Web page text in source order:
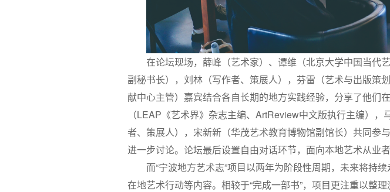
在论坛现场，薛峰（艺术家）、谭维（北京大学中国当代
副秘书长），刘林（写作者、策展人），芬雷（艺术与出版策
献中心主管）嘉宾结合各自长期的地方实践经验，分享了他们
（LEAP《艺术界》杂志主编、ArtReview中文版执行主编）
者、策展人），宋新新（华茂艺术教育博物馆副馆长）共同参
进一步讨论。论坛最后设置自由对话环节，面向本地艺术从业
而“宁波地方艺术志”项目以两年为阶段性周期，未来将持
在地艺术行动等内容。相较于“完成一部书”，项目更注重以整